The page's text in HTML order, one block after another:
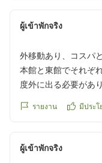
ผู้เข้าพักจริง
外移動あり、コスパ
本館と東館でそれぞ
度外に出る必要があ
浴場がついていてと
でそこは注意が必要で
クチコミの詳細はこ
รายงาน มีประโ
ผู้เข้าพักจริง